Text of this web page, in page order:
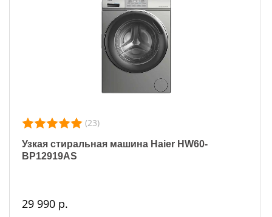
(23)
Узкая стиральная машина Haier HW60-
BP12919AS
29 990 р.